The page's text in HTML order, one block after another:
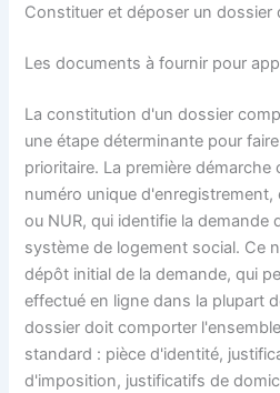
Constituer et déposer un dossier
Les documents à fournir pour
La constitution d'un dossier
une étape déterminante pour
prioritaire. La première
numéro unique d'enregistrement,
ou NUR, qui identifie la demande
système de logement social. Ce
dépôt initial de la demande, qui
effectué en ligne dans la plupart
dossier doit comporter
standard : pièce d'identité,
d'imposition, justificatifs de